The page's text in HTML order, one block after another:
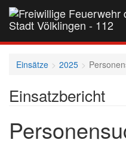
Einsätze 2025
Einsatzbericht